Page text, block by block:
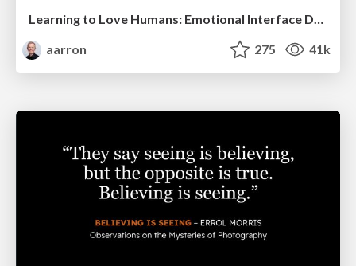
Learning to Love Humans: Emotional Interface Design
aarron
275 41k